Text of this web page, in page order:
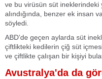
ve bu virüsün süt ineklerindeki
alındığında, benzer ek insan
söyledi.
ABD’de geçen aylarda süt
çiftlikteki kedilerin çiğ süt
ve çiftlikte çalışan bir kişiyi
Avustralya'da da